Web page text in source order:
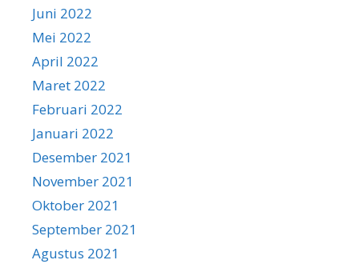
Juni 2022
Mei 2022
April 2022
Maret 2022
Februari 2022
Januari 2022
Desember 2021
November 2021
Oktober 2021
September 2021
Agustus 2021